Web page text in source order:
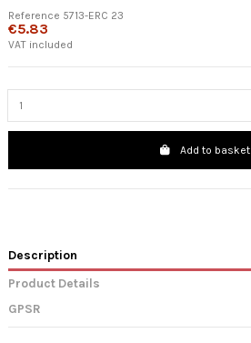
Reference 5713-ERC 23
€5.83
VAT included
Add to basket
Description
Product Details
GPSR